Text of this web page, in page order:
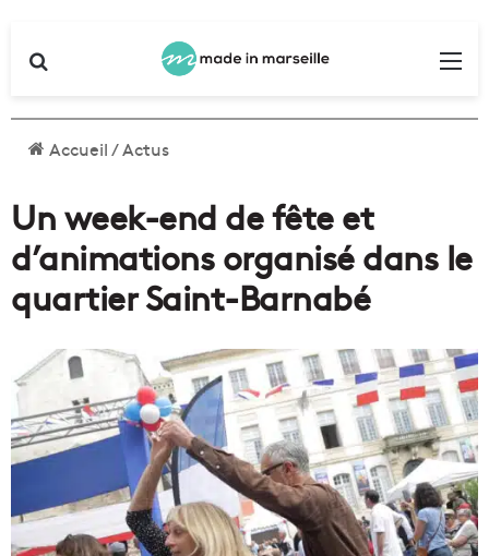
Accueil/Actus
Un week-end de fête et
d’animations organisé dans le
quartier Saint-Barnabé